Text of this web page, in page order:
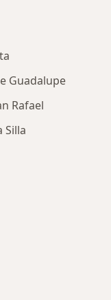
Guadalupe
Rafael
Silla